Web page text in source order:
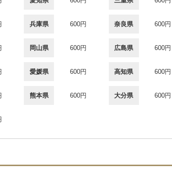
兵庫県 600円 奈良県 600円
岡山県 600円 広島県 600円
愛媛県 600円 高知県 600円
熊本県 600円 大分県 600円